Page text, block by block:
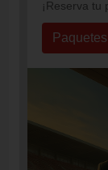
¡Reserva tu